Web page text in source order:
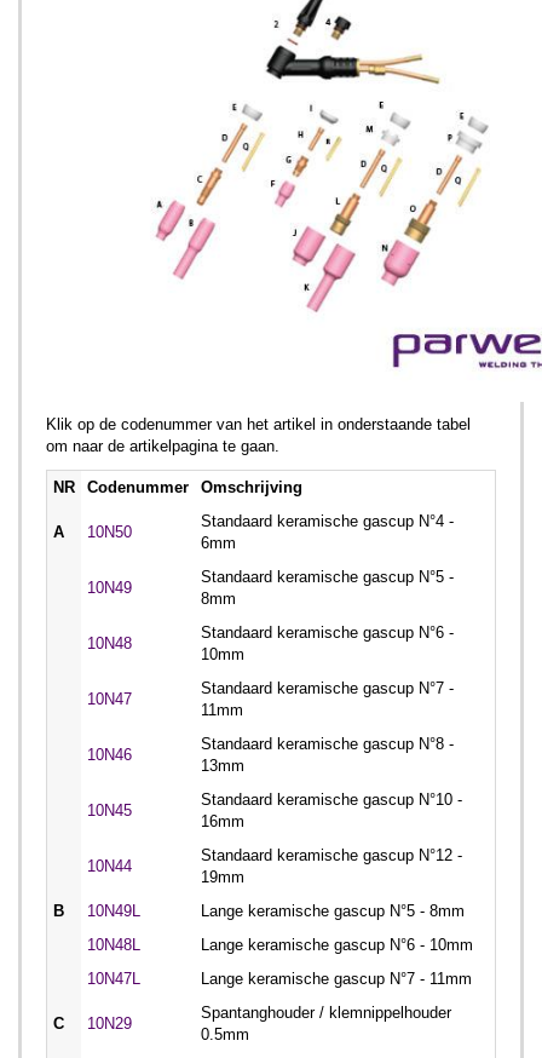
Klik op de codenummer van het artikel in onderstaande tabel
om naar de artikelpagina te gaan.
NR Codenummer Omschrijving
A 10N50
Standaard keramische gascup N°4 -
6mm
10N49
Standaard keramische gascup N°5 -
8mm
10N48
Standaard keramische gascup N°6 -
10mm
10N47
Standaard keramische gascup N°7 -
11mm
10N46
Standaard keramische gascup N°8 -
13mm
10N45
Standaard keramische gascup N°10 -
16mm
10N44
Standaard keramische gascup N°12 -
19mm
B
10N49L
Lange keramische gascup N°5 - 8mm
10N48L
Lange keramische gascup N°6 - 10mm
10N47L
Lange keramische gascup N°7 - 11mm
C 10N29
Spantanghouder / klemnippelhouder
0.5mm